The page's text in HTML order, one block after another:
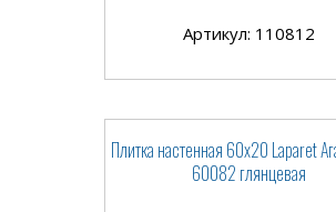
Артикул: 110812
Плитка настенная 60x20 Laparet
60082 глянцевая